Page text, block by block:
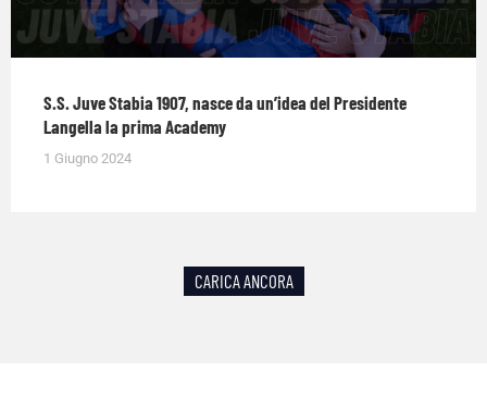
S.S. Juve Stabia 1907, nasce da un’idea del Presidente
Langella la prima Academy
1 Giugno 2024
CARICA ANCORA